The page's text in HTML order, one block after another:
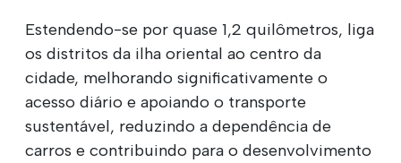
Estendendo-se por quase 1,2 quilômetros, liga
os distritos da ilha oriental ao centro da
cidade, melhorando significativamente o
acesso diário e apoiando o transporte
sustentável, reduzindo a dependência de
carros e contribuindo para o desenvolvimento